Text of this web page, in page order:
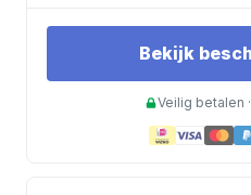
Bekijk
Veilig betalen